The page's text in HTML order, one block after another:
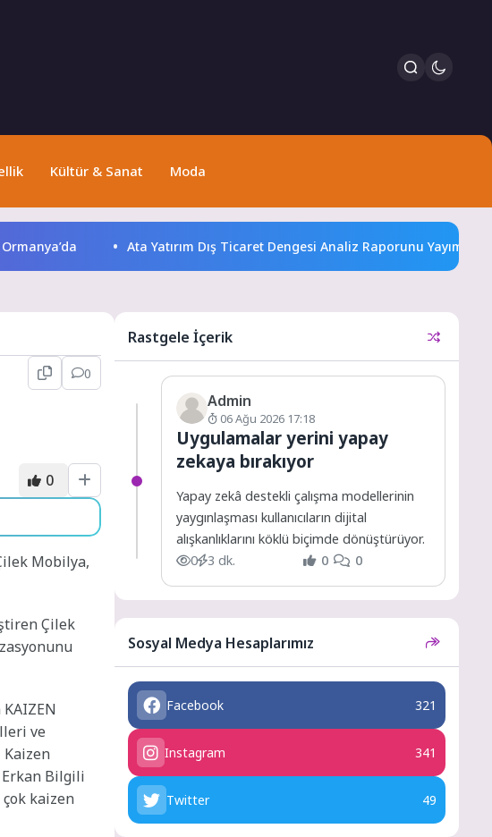
Kültür & Sanat Moda
Ata Yatırım Dış Ticaret Dengesi Analiz Raporunu Yayımladı
0
0
Mobilya,
Çilek
ve
Bilgili
kaizen
Rastgele İçerik
Admin
06 Ağu 2026 17:18
Uygulamalar yerini yapay
zekaya bırakıyor
Yapay zekâ destekli çalışma modellerinin
yaygınlaşması kullanıcıların dijital
alışkanlıklarını köklü biçimde dönüştürüyor.
0 3 dk. 0 0
Sosyal Medya Hesaplarımız
Facebook 321
Instagram 341
Twitter 49